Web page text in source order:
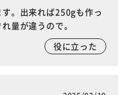
。出来れば250gも作っ
量が違うので。
役に立った